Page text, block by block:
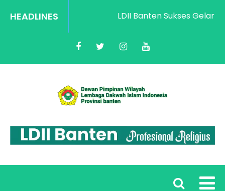
HEADLINES LDII Banten Sukses Gelar